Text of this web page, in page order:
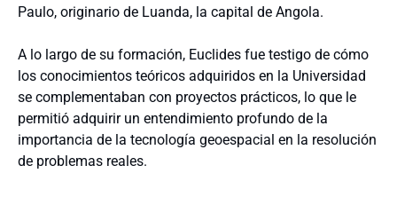
Paulo, originario de Luanda, la capital de Angola.
A lo largo de su formación, Euclides fue testigo de cómo
los conocimientos teóricos adquiridos en la Universidad
se complementaban con proyectos prácticos, lo que le
permitió adquirir un entendimiento profundo de la
importancia de la tecnología geoespacial en la resolución
de problemas reales.